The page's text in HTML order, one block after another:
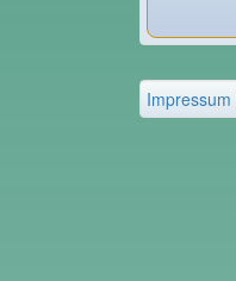
Impressum